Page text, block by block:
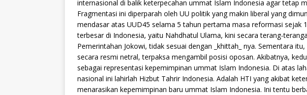
internasional di balik keterpecahan ummat Islam Indonesia agar tetap
Fragmentasi ini diperparah oleh UU politik yang makin liberal yang
mendasar atas UUD45 selama 5 tahun pertama masa reformasi sejak
terbesar di Indonesia, yaitu Nahdhatul Ulama, kini secara terang-
Pemerintahan Jokowi, tidak sesuai dengan _khittah_ nya. Sementara
secara resmi netral, terpaksa mengambil posisi oposan. Akibatnya,
sebagai representasi kepemimpinan ummat Islam Indonesia. Di atas
nasional ini lahirlah Hizbut Tahrir Indonesia. Adalah HTI yang akibat
menarasikan kepemimpinan baru ummat Islam Indonesia. Ini tentu